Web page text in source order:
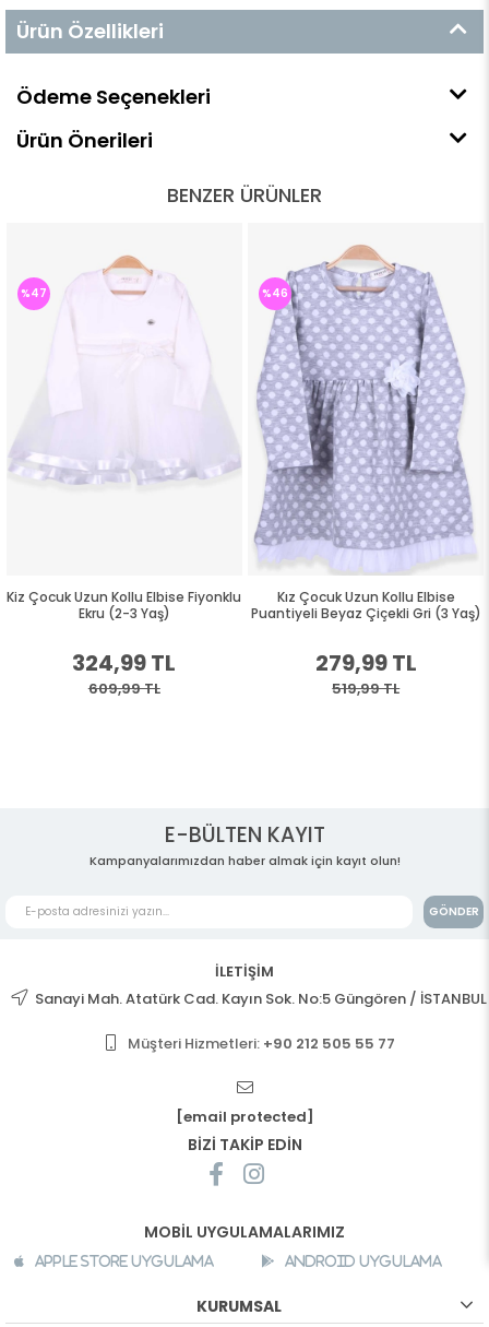
Ürün Özellikleri
Ödeme Seçenekleri
Ürün Önerileri
BENZER ÜRÜNLER
Kiz Çocuk Uzun Kollu Elbise Fiyonklu
Ekru (2-3 Yaş)
324,99 TL
609,99 TL
%47
Kız Çocuk Uzun Kollu Elbise
Puantiyeli Beyaz Çiçekli Gri (3 Yaş)
279,99 TL
519,99 TL
%46
E-BÜLTEN KAYIT
Kampanyalarımızdan haber almak için kayıt olun!
GÖNDER
İLETİŞİM
Sanayi Mah. Atatürk Cad. Kayın Sok. No:5 Güngören / İSTANBUL
Müşteri Hizmetleri: +90 212 505 55 77
[email protected]
BİZİ TAKİP EDİN
MOBİL UYGULAMALARIMIZ
Apple Store Uygulama Android Uygulama
KURUMSAL